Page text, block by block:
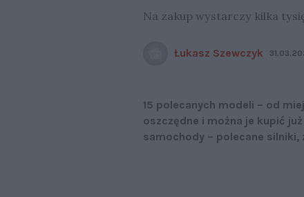
Na zakup wystarczy kilka
Łukasz Szewczyk
15 polecanych modeli – od
oszczędne i można je kupić
samochody – polecane